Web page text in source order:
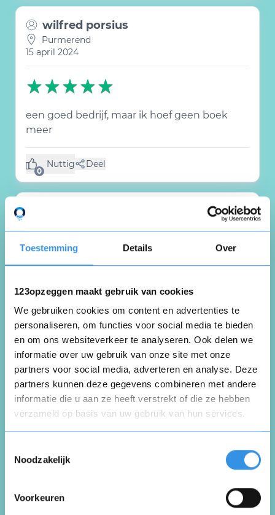
Toestemming Details Over
123opzeggen maakt gebruik van cookies
We gebruiken cookies om content en advertenties te
personaliseren, om functies voor social media te bieden
en om ons websiteverkeer te analyseren. Ook delen we
informatie over uw gebruik van onze site met onze
partners voor social media, adverteren en analyse. Deze
partners kunnen deze gegevens combineren met andere
informatie die u aan ze heeft verstrekt of die ze hebben
verzameld op basis van uw gebruik van hun services.
Noodzakelijk
Voorkeuren
wilfred porsius
Purmerend
15 april 2024
een goed bedrijf, maar ik hoef geen boek
meer
0
Nuttig
(0 like) Deel
moeten betalen
0
Nuttig
(0 like)
J.
Voorhout